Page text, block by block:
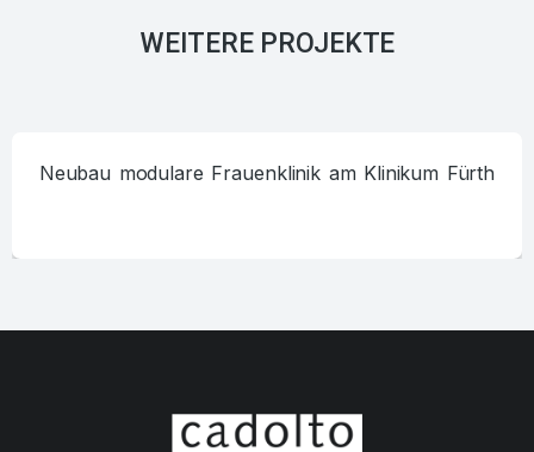
WEITERE PROJEKTE
Neubau modulare Frauenklinik am Klinikum Fürth